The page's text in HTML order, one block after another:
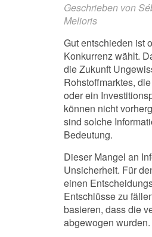
Geschrieben von
Melioris
Gut entschieden ist
Konkurrenz wählt.
die Zukunft
Rohstoffmarktes,
oder ein
können nicht
sind solche
Bedeutung.
Dieser Mangel an
Unsicherheit. Für
einen
Entschlüsse zu
basieren, dass die
abgewogen wurden.